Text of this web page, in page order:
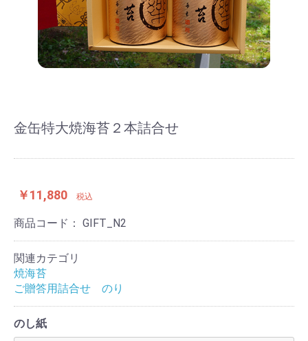
金缶特大焼海苔２本詰合せ
￥11,880 税込
商品コード： GIFT_N2
関連カテゴリ
焼海苔
ご贈答用詰合せ のり
のし紙